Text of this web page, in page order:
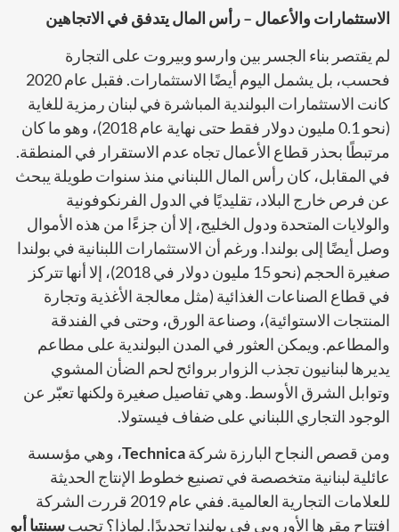
الاستثمارات والأعمال – رأس المال يتدفق في الاتجاهين
لم يقتصر بناء الجسر بين وارسو وبيروت على التجارة
فحسب، بل يشمل اليوم أيضًا الاستثمارات. فقبل عام 2020
كانت الاستثمارات البولندية المباشرة في لبنان رمزية للغاية
(نحو 0.1 مليون دولار فقط حتى نهاية عام 2018)، وهو ما كان
مرتبطًا بحذر قطاع الأعمال تجاه عدم الاستقرار في المنطقة.
في المقابل، كان رأس المال اللبناني منذ سنوات طويلة يبحث
عن فرص خارج البلاد، تقليديًا في الدول الفرنكوفونية
والولايات المتحدة ودول الخليج، إلا أن جزءًا من هذه الأموال
وصل أيضًا إلى بولندا. ورغم أن الاستثمارات اللبنانية في بولندا
صغيرة الحجم (نحو 15 مليون دولار في 2018)، إلا أنها تتركز
في قطاع الصناعات الغذائية (مثل معالجة الأغذية وتجارة
المنتجات الاستوائية)، وصناعة الورق، وحتى في الفندقة
والمطاعم. ويمكن العثور في المدن البولندية على مطاعم
يديرها لبنانيون تجذب الزوار بروائح لحم الضأن المشوي
وتوابل الشرق الأوسط. وهي تفاصيل صغيرة ولكنها تعبّر عن
الوجود التجاري اللبناني على ضفاف فيستولا.
ومن قصص النجاح البارزة شركةTechnica، وهي مؤسسة
عائلية لبنانية متخصصة في تصنيع خطوط الإنتاج الحديثة
للعلامات التجارية العالمية. ففي عام 2019 قررت الشركة
افتتاح مقرها الأوروبي في بولندا تحديدًا. لماذا؟ تجيبسينتيا أبو